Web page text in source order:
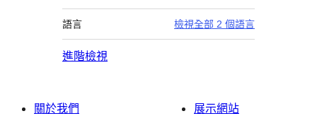
語言 檢視全部 2 個語言
進階檢視
關於我們
展示網站